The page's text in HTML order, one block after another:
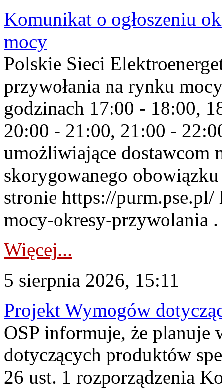
Komunikat o ogłoszeniu
mocy
Polskie Sieci
przywołania na rynku
godzinach 17:00 - 18:00,
20:00 - 21:00, 21:00 -
umożliwiające dostawcom
skorygowanego
stronie https://
mocy-okresy-przywolania
Więcej...
5 sierpnia 2026, 15:11
Projekt Wymogów
OSP informuje, że planuje
dotyczących produktów
26 ust. 1 rozporządzenia